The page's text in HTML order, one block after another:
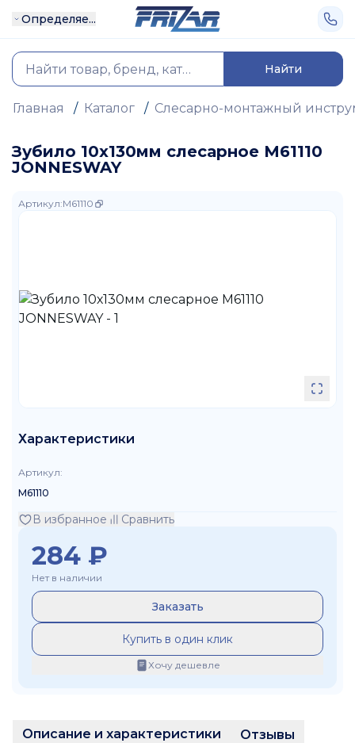
Определяе...
Найти
Главная / Каталог / Слесарно-монтажный
Зубило 10х130мм слесарное M61110
JONNESWAY
Артикул:M61110
Характеристики
Артикул:
M61110
В избранное Сравнить
284 ₽
Нет в наличии
Заказать
Купить в один клик
Хочу дешевле
Описание и характеристики Отзывы